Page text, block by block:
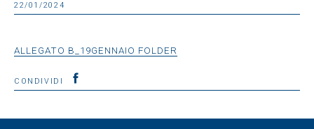
22/01/2024
ALLEGATO B_19GENNAIO FOLDER
CONDIVIDI